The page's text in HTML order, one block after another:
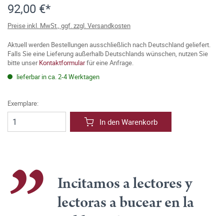
92,00 €*
Preise inkl. MwSt., ggf. zzgl. Versandkosten
Aktuell werden Bestellungen ausschließlich nach Deutschland geliefert.
Falls Sie eine Lieferung außerhalb Deutschlands wünschen, nutzen Sie
bitte unserKontaktformularfür eine Anfrage.
lieferbar in ca. 2-4 Werktagen
Exemplare:
In den Warenkorb
Incitamos a lectores y
lectoras a bucear en la